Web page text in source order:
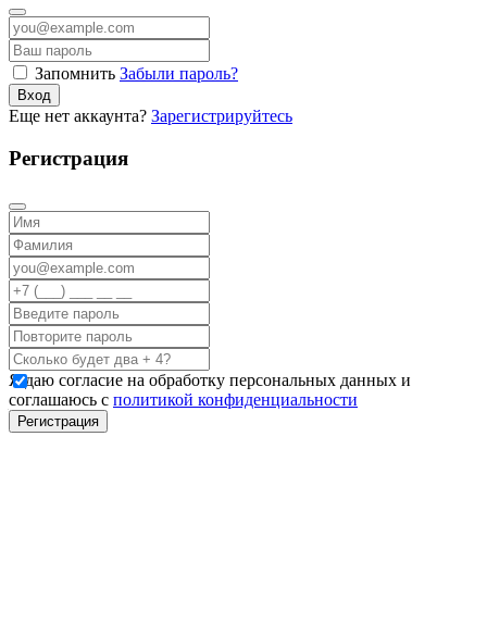
Запомнить Забыли пароль?
Вход
Еще нет аккаунта? Зарегистрируйтесь
Регистрация
Я даю согласие на обработку персональных данных и
соглашаюсь с политикой конфиденциальности
Регистрация